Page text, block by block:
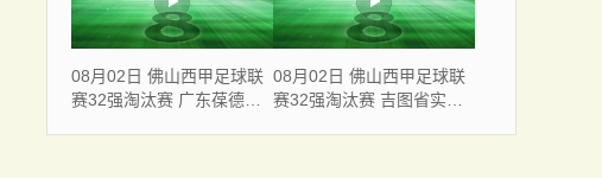
08月02日 佛山西甲足球联
赛32强淘汰赛 广东葆德澳
08月02日 佛山西甲足球联
赛32强淘汰赛 吉图省实青